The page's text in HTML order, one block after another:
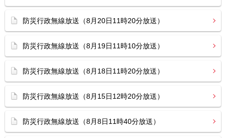
防災行政無線放送（8月20日11時20分放送）
防災行政無線放送（8月19日11時10分放送）
防災行政無線放送（8月18日11時20分放送）
防災行政無線放送（8月15日12時20分放送）
防災行政無線放送（8月8日11時40分放送）